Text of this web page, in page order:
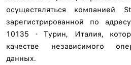
осуществляться компанией
зарегистрированной по
10135 - Турин, Италия,
качестве независимого
данных.